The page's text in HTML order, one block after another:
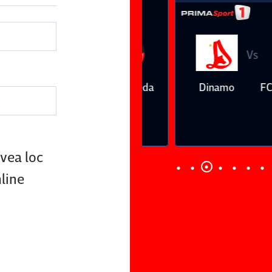
loc
Farul
Vs
Dinamo
Vs
FC